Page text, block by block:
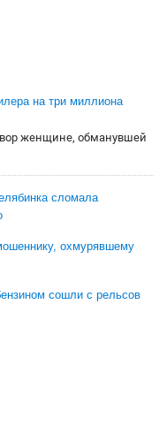
на три миллиона
женщине, обманувшей
сломала
охмурявшему
сошли с рельсов